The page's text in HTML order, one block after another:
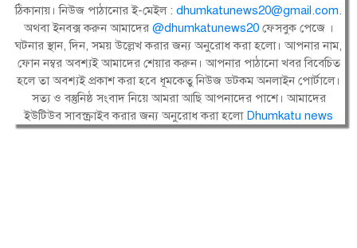
ঠিকানায়। নিউজ পাঠানোর ই-মেইল : dhumkatunews20@gmail.com.
অথবা ইনবক্স করুন আমাদের@dhumkatunews20 ফেসবুক পেজে ।
ঘটনার স্থান, দিন, সময় উল্লেখ করার জন্য অনুরোধ করা হলো। আপনার নাম,
ফোন নম্বর অবশ্যই আমাদের শেয়ার করুন। আপনার পাঠানো খবর বিবেচিত
হলে তা অবশ্যই প্রকাশ করা হবে ধূমকেতু নিউজ ডটকম অনলাইন পোর্টালে।
সত্য ও বস্তুনিষ্ঠ সংবাদ নিয়ে আমরা আছি আপনাদের পাশে। আমাদের
ইউটিউব সাবস্ক্রাইব করার জন্য অনুরোধ করা হলো Dhumkatu news